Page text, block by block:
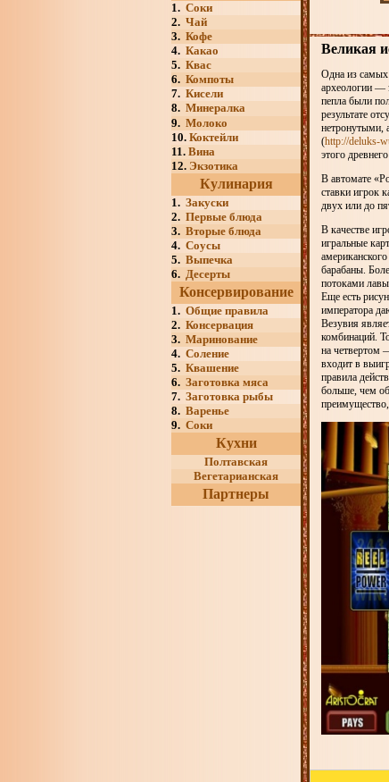
1. Соки
2. Чай
3. Кофе
4. Какао
5. Квас
6. Компоты
7. Кисели
8. Минералка
9. Молоко
10. Коктейли
11. Вина
12. Экзотика
Кулинария
1. Закуски
2. Первые блюда
3. Вторые блюда
4. Соусы
5. Выпечка
6. Десерты
Консервирование
1. Общие правила
2. Консервация
3. Маринование
4. Соление
5. Квашение
6. Заготовка мяса
7. Заготовка рыбы
8. Варенье
9. Соки
Кухни
Полтавская
Вегетарианская
Партнеры
Великая
Одна из самых
археологии —
пепла были
результате
нетронутыми,
(http://deluks-
этого
В автомате
ставки игрок
двух или до
В качестве
игральные
барабаны.
потоками
Еще есть
императора
Везувия
комбинаций.
на четвертом
входит в
правила
больше, чем